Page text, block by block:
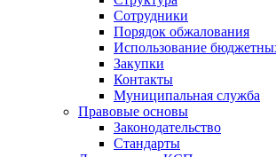
Сотрудники
Порядок обжалования
Использование
Закупки
Контакты
Муниципальная служба
Правовые основы
Законодательство
Стандарты